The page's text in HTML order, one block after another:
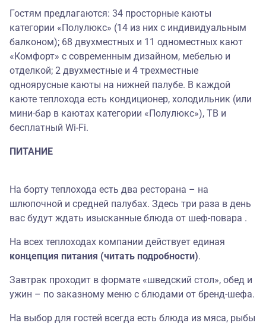
Гостям предлагаются: 34 просторные каюты
категории «Полулюкс» (14 из них с индивидуальным
балконом); 68 двухместных и 11 одноместных кают
«Комфорт» с современным дизайном, мебелью и
отделкой; 2 двухместные и 4 трехместные
одноярусные каюты на нижней палубе. В каждой
каюте теплохода есть кондиционер, холодильник (или
мини-бар в каютах категории «Полулюкс»), ТВ и
бесплатный Wi-Fi.
ПИТАНИЕ
На борту теплохода есть два ресторана – на
шлюпочной и средней палубах. Здесь три раза в день
вас будут ждать изысканные блюда от шеф-повара .
На всех теплоходах компании действует единая
концепция питания (читать подробности).
Завтрак проходит в формате «шведский стол», обед и
ужин – по заказному меню с блюдами от бренд-шефа.
На выбор для гостей всегда есть блюда из мяса, рыбы